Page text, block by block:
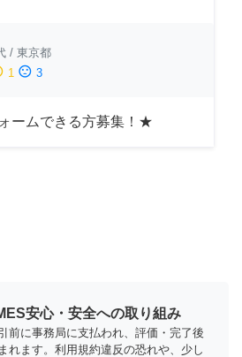
/ 東京都
1 sentiment_dissatisfied 3
ームできる方募集！★
安心・安全への取り組み
前に事務局に支払われ、評価・完了後
れます。利用規約違反の恐れや、少し